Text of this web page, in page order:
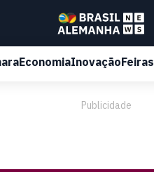
EconomiaInovaçãoFeiras
Publicidade